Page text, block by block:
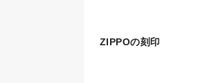
ZIPPOの刻印